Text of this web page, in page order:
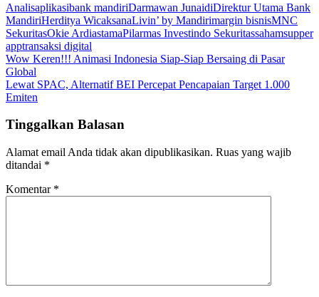
Analisaplikasibank mandiriDarmawan JunaidiDirektur Utama Bank
MandiriHerditya WicaksanaLivin’ by Mandirimargin bisnisMNC
SekuritasOkie ArdiastamaPilarmas Investindo Sekuritassahamsupper
apptransaksi digital
Navigasi
pos
Wow Keren!!! Animasi Indonesia Siap-Siap Bersaing di Pasar
Global
Lewat SPAC, Alternatif BEI Percepat Pencapaian Target 1.000
Emiten
Tinggalkan Balasan
Alamat email Anda tidak akan dipublikasikan. Ruas yang wajib
ditandai *
Komentar *